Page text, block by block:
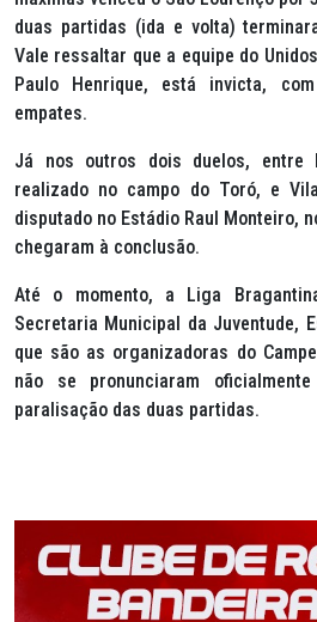
duas partidas (ida e volta)
Vale ressaltar que a equipe do
Paulo Henrique, está invicta,
empates.
Já nos outros dois duelos, entre
realizado no campo do Toró, e
disputado no Estádio Raul Monteiro,
chegaram à conclusão.
Até o momento, a Liga
Secretaria Municipal da Juventude,
que são as organizadoras do
não se pronunciaram
paralisação das duas partidas.